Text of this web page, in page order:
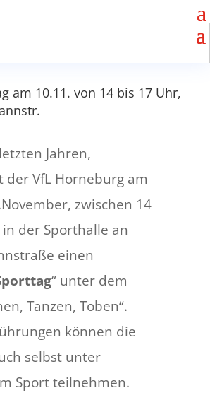
am 10.11. von 14 bis 17 Uhr,
Jahren,
der VfL Horneburg am
zwischen 14
der Sporthalle an
einen
“ unter dem
Tanzen, Toben“.
können die
selbst unter
Sport teilnehmen.